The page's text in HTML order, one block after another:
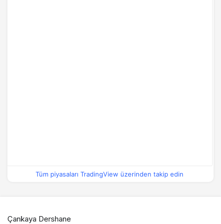
Tüm piyasaları TradingView üzerinden takip edin
Çankaya Dershane